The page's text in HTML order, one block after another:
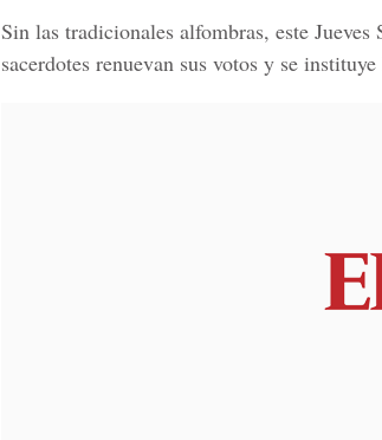
Sin las tradicionales alfombras, este Jueves
sacerdotes renuevan sus votos y se